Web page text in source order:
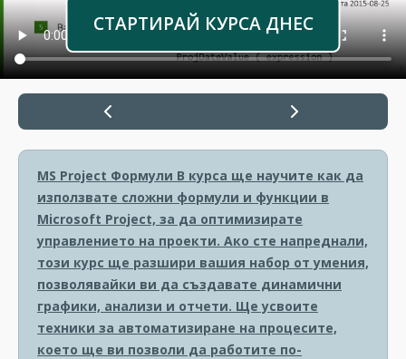
СТАРТИРАЙ КУРСА ДНЕС
MS Project Формули В курса ще научите как да
използвате сложни формули и функции в
Microsoft Project, за да оптимизирате
управлението на проекти. Ако сте напреднали,
този курс ще разшири вашия набор от умения,
позволявайки ви да създавате динамични
графики, анализи и отчети. Ще усвоите
техники за автоматизиране на процесите,
което ще ви позволи да работите по-